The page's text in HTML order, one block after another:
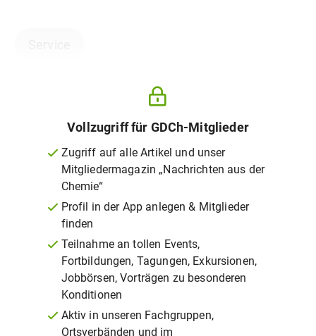
Vollzugriff für GDCh-Mitglieder
Zugriff auf alle Artikel und unser
Mitgliedermagazin „Nachrichten aus der
Chemie“
Profil in der App anlegen & Mitglieder
finden
Teilnahme an tollen Events,
Fortbildungen, Tagungen, Exkursionen,
Jobbörsen, Vorträgen zu besonderen
Konditionen
Aktiv in unseren Fachgruppen,
Ortsverbänden und im